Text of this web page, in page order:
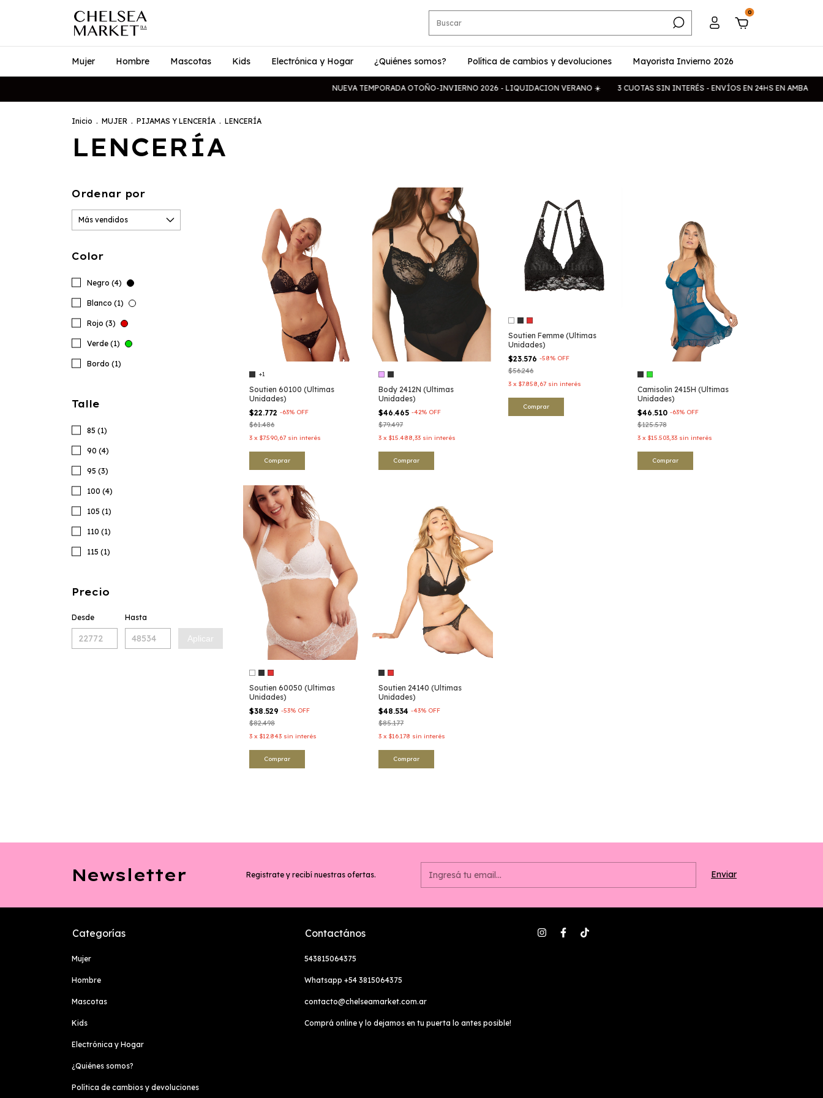
0
Mujer Hombre Mascotas Kids Electrónica y Hogar ¿Quiénes somos? Política de cambios y devoluciones Mayorista Invierno 2026
NUEVA TEMPORADA OTOÑO-INVIERNO 2026 - LIQUIDACION VERANO ☀️ 3 CUOTAS SIN INTERÉS - ENVÍOS EN 24HS EN AMBA
Inicio . MUJER . PIJAMAS Y LENCERÍA . LENCERÍA
LENCERÍA
Ordenar por
Color
Negro (4)
Blanco (1)
Rojo (3)
Verde (1)
Bordo (1)
Talle
85 (1)
90 (4)
95 (3)
100 (4)
105 (1)
110 (1)
115 (1)
Precio
Desde Hasta
Aplicar
+1
Soutien 60100 (Ultimas
Unidades)
$22.772 -63% OFF
$61.486
3 x $7.590,67 sin interés
Comprar
Body 2412N (Ultimas
Unidades)
$46.465-42% OFF
$79.497
3 x$15.488,33 sin interés
Comprar
Soutien Femme (Ultimas
Unidades)
$23.576 -58% OFF
$56.246
3 x $7.858,67 sin interés
Comprar
Camisolin 2415H (Ultimas
Unidades)
$46.510 -63% OFF
$125.578
3 x $15.503,33 sin interés
Comprar
Soutien 60050 (Ultimas
Unidades)
$38.529 -53% OFF
$82.498
3 x $12.843 sin interés
Comprar
Soutien 24140 (Ultimas
Unidades)
$48.534-43% OFF
$85.177
3 x$16.178 sin interés
Comprar
Newsletter Registrate y recibí nuestras ofertas.
Categorías
Mujer
Hombre
Mascotas
Kids
Electrónica y Hogar
¿Quiénes somos?
Política de cambios y devoluciones
Contactános
543815064375
Whatsapp +54 3815064375
contacto@chelseamarket.com.ar
Comprá online y lo dejamos en tu puerta lo antes posible!